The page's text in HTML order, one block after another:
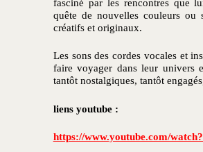
fasciné par les rencontres que
quête de nouvelles couleurs ou
créatifs et originaux.
Les sons des cordes vocales et
faire voyager dans leur univers
tantôt nostalgiques, tantôt
liens youtube :
https://www.youtube.com/